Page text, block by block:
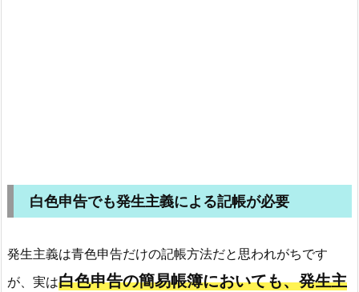
白色申告でも発生主義による記帳が必要
発生主義は青色申告だけの記帳方法だと思われがちです
が、実は白色申告の簡易帳簿においても、発生主